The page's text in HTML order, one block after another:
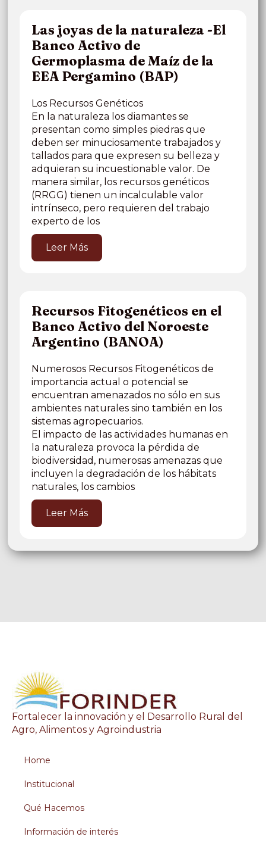
Las joyas de la naturaleza -El
Banco Activo de
Germoplasma de Maíz de la
EEA Pergamino (BAP)
Los Recursos Genéticos
En la naturaleza los diamantes se
presentan como simples piedras que
deben ser minuciosamente trabajados y
tallados para que expresen su belleza y
adquieran su incuestionable valor. De
manera similar, los recursos genéticos
(RRGG) tienen un incalculable valor
intrínseco, pero requieren del trabajo
experto de los
Leer Más
Recursos Fitogenéticos en el
Banco Activo del Noroeste
Argentino (BANOA)
Numerosos Recursos Fitogenéticos de
importancia actual o potencial se
encuentran amenazados no sólo en sus
ambientes naturales sino también en los
sistemas agropecuarios.
El impacto de las actividades humanas en
la naturaleza provoca la pérdida de
biodiversidad, numerosas amenazas que
incluyen la degradación de los hábitats
naturales, los cambios
Leer Más
Fortalecer la innovación y el Desarrollo Rural del
Agro, Alimentos y Agroindustria
Home
Institucional
Qué Hacemos
Información de interés